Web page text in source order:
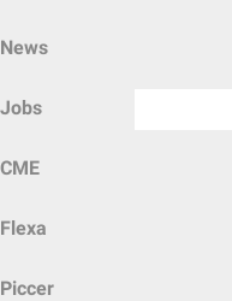
News
Jobs
CME
Flexa
Piccer